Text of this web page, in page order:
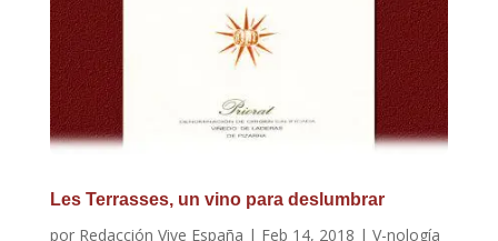
Les Terrasses, un vino para deslumbrar
por Redacción Vive España | Feb 14, 2018 | V-nología